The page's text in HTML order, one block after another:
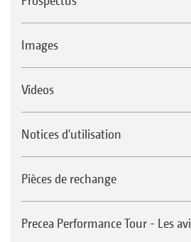
Images
Videos
Notices d'utilisation
Pièces de rechange
Precea Performance Tour - Les